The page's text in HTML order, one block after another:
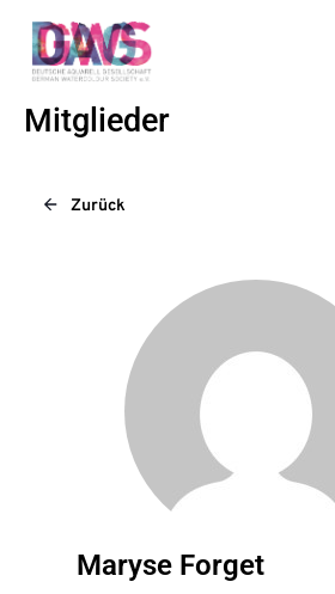
Mitglieder
Zurück
Maryse Forget